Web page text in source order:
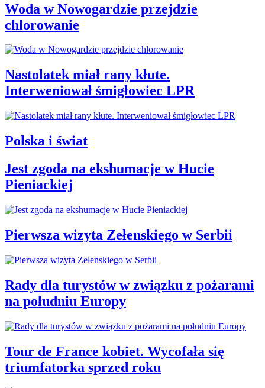
Woda w Nowogardzie przejdzie
chlorowanie
Nastolatek miał rany kłute.
Interweniował śmigłowiec LPR
Polska i świat
Jest zgoda na ekshumacje w Hucie
Pieniackiej
Pierwsza wizyta Zełenskiego w Serbii
Rady dla turystów w związku z pożarami
na południu Europy
Tour de France kobiet. Wycofała się
triumfatorka sprzed roku